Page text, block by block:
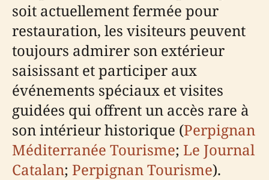
soit actuellement fermée pour
restauration, les visiteurs peuvent
toujours admirer son extérieur
saisissant et participer aux
événements spéciaux et visites
guidées qui offrent un accès rare à
son intérieur historique (Perpignan
Méditerranée Tourisme; Le Journal
Catalan; Perpignan Tourisme).